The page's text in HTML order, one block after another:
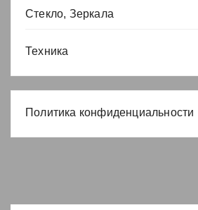
Стекло, Зеркала
Техника
Политика конфиденциальности